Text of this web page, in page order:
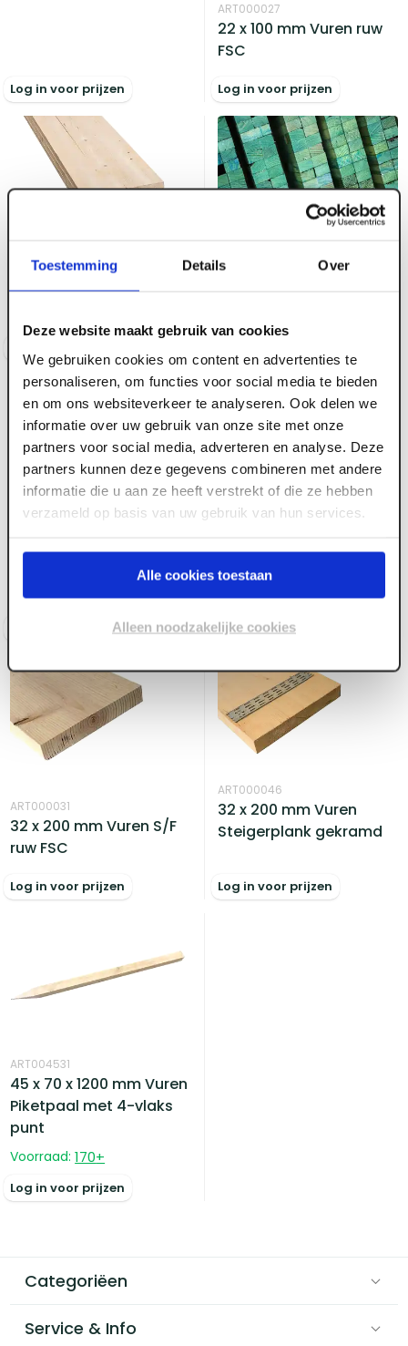
Toestemming Details Over
Deze website maakt gebruik van cookies
We gebruiken cookies om content en advertenties te
personaliseren, om functies voor social media te bieden
en om ons websiteverkeer te analyseren. Ook delen we
informatie over uw gebruik van onze site met onze
partners voor social media, adverteren en analyse. Deze
partners kunnen deze gegevens combineren met andere
informatie die u aan ze heeft verstrekt of die ze hebben
verzameld op basis van uw gebruik van hun services.
Alle cookies toestaan
Alleen noodzakelijke cookies
Log in voor prijzen
ART000027
22 x 100 mm Vuren ruw
FSC
Log in voor prijzen
22 x 150 mm Vuren ruw
FSC
ART000035
Log in voor prijzen
Ruiterplank ruw
Log in voor prijzen
ART000031
32 x 200 mm Vuren S/F
ruw FSC
Log in voor prijzen
ART000046
32 x 200 mm Vuren
Steigerplank gekramd
Log in voor prijzen
ART004531
45 x 70 x 1200 mm Vuren
Piketpaal met 4-vlaks
punt
Voorraad: 170+
Log in voor prijzen
Categoriëen
Service & Info